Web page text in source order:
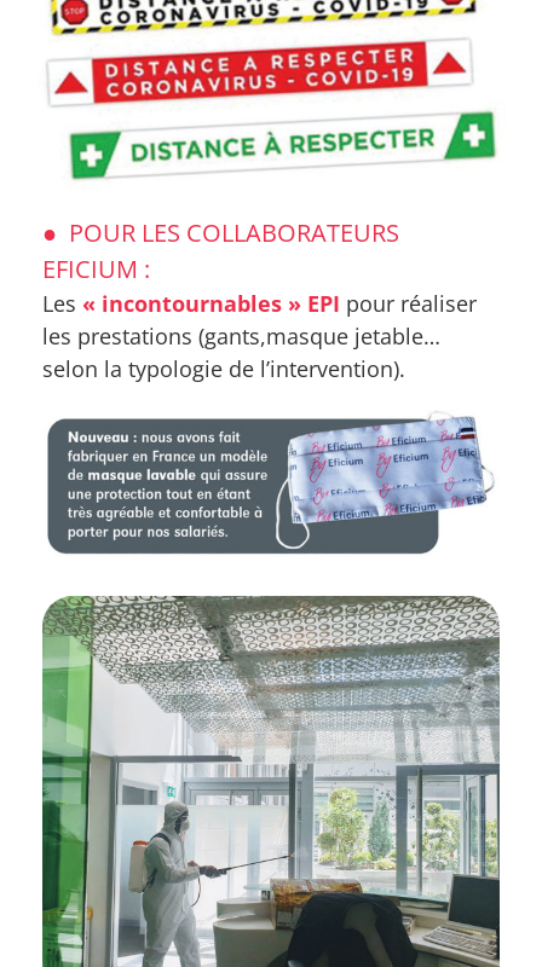
● POUR LES COLLABORATEURS
EFICIUM :
Les « incontournables » EPI pour réaliser
les prestations (gants,masque jetable…
selon la typologie de l’intervention).